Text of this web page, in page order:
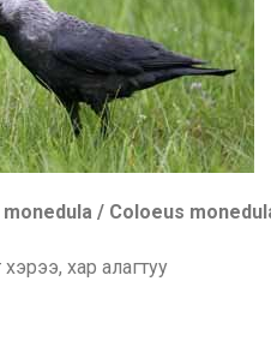
/ Coloeus
хар алагтуу